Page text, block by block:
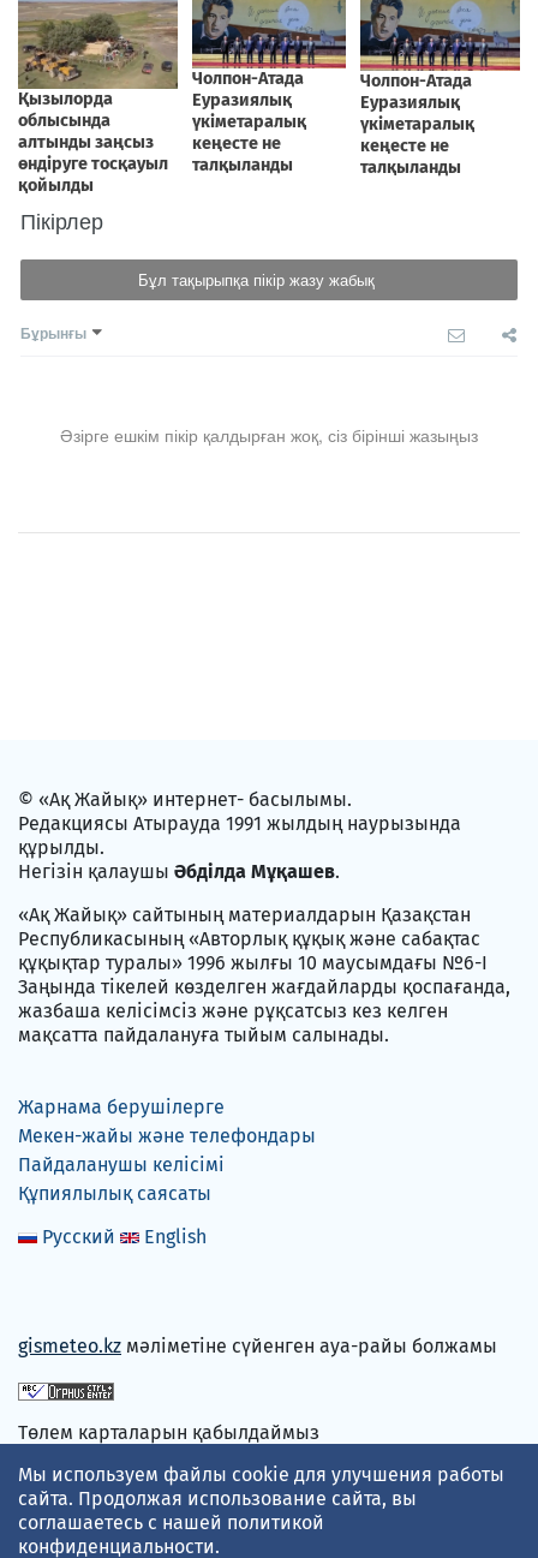
Пікірлер
Бұл тақырыпқа пікір жазу жабық
Бұрынғы
Әзірге ешкім пікір қалдырған жоқ, сіз бірінші жазыңыз
© «Ақ Жайық» интернет- басылымы.
Редакциясы Атырауда 1991 жылдың наурызында
құрылды.
Негізін қалаушы Әбділда Мұқашев.
«Ақ Жайық» сайтының материалдарын Қазақстан
Республикасының «Авторлық құқық және сабақтас
құқықтар туралы» 1996 жылғы 10 маусымдағы №6-I
Заңында тікелей көзделген жағдайларды қоспағанда,
жазбаша келісімсіз және рұқсатсыз кез келген
мақсатта пайдалануға тыйым салынады.
Жарнама берушілерге
Мекен-жайы және телефондары
Пайдаланушы келісімі
Құпиялылық саясаты
Русский
English
gismeteo.kz мәліметіне сүйенген ауа-райы болжамы
Төлем карталарын қабылдаймыз
Мы используем файлы cookie для улучшения работы
сайта. Продолжая использование сайта, вы
соглашаетесь с нашей политикой
конфиденциальности.